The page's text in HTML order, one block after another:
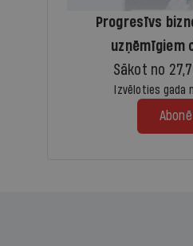
Progresīvs
uzņēmīgiem
Sākot no
Izvēloties gada